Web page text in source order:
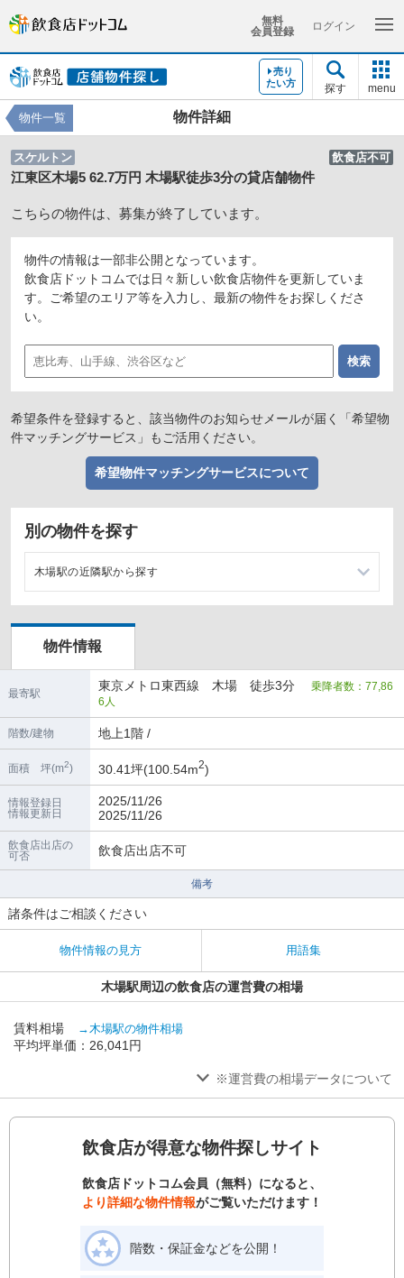
無料
会員登録
ログイン
売り
たい方
探す menu
物件詳細
物件一覧
スケルトン 飲食店不可
江東区木場5 62.7万円 木場駅徒歩3分の貸店舗物件
こちらの物件は、募集が終了しています。
物件の情報は一部非公開となっています。
飲食店ドットコムでは日々新しい飲食店物件を更新していま
す。ご希望のエリア等を入力し、最新の物件をお探しくださ
い。
希望条件を登録すると、該当物件のお知らせメールが届く「希望物
件マッチングサービス」もご活用ください。
希望物件マッチングサービスについて
別の物件を探す
木場駅の近隣駅から探す
門前仲町駅の店舗物件・貸店舗・テナント一覧
南砂町駅の店舗物件・貸店舗・テナント一覧
茅場町駅の店舗物件・貸店舗・テナント一覧
物件情報
最寄駅
東京メトロ東西線 木場 徒歩3分 乗降者数：77,86
6人
階数/建物 地上1階 /
面積 坪(m2) 30.41坪(100.54m2)
情報登録日
情報更新日
2025/11/26
2025/11/26
飲食店出店の
可否
飲食店出店不可
備考
諸条件はご相談ください
物件情報の見方 用語集
木場駅周辺の飲食店の運営費の相場
賃料相場 →木場駅の物件相場
平均坪単価：26,041円
※運営費の相場データについて
飲食店が得意な物件探しサイト
飲食店ドットコム会員（無料）になると、
より詳細な物件情報がご覧いただけます！
階数・保証金などを公開！